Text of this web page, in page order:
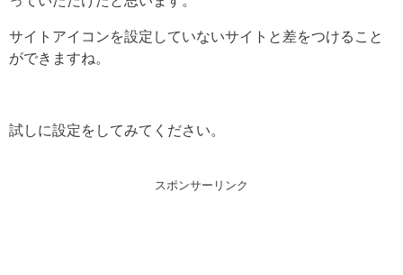
サイトアイコンを設定していないサイトと差をつけること
ができますね。
試しに設定をしてみてください。
スポンサーリンク